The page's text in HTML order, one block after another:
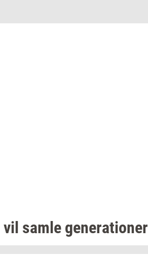
vil samle ge­ne­ra­tio­ner